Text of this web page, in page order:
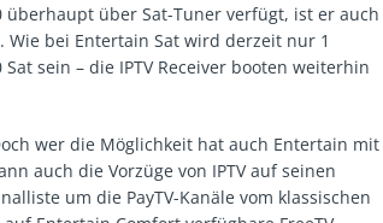
überhaupt über Sat-Tuner verfügt, ist er auch
bei Entertain Sat wird derzeit nur 1
sein – die IPTV Receiver booten weiterhin
wer die Möglichkeit hat auch Entertain mit
auch die Vorzüge von IPTV auf seinen
um die PayTV-Kanäle vom klassischen